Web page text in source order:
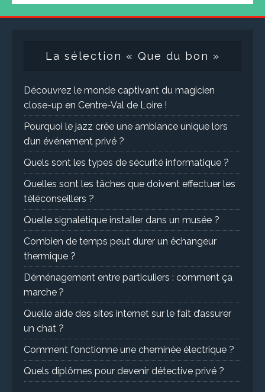
La sélection « Que du bon »
Découvrez le monde captivant du magicien
close-up en Centre-Val de Loire !
Pourquoi le jazz crée une ambiance unique lors
d’un événement privé ?
Quels sont les types de sécurité informatique ?
Quelles sont les tâches que doivent effectuer les
téléconseillers ?
Quelle signalétique installer dans un musée ?
Combien de temps peut durer un échangeur
thermique ?
Déménagement entre particuliers : comment ça
marche ?
Quelle aide des sites internet sur le fait d’assurer
un chat ?
Comment fonctionne une cheminée électrique ?
Quels diplômes pour devenir détective privé ?